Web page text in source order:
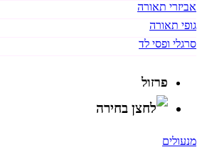
אביזרי תאורה
גופי תאורה
סרגלי ופסי לד
פרזול
מנעולים